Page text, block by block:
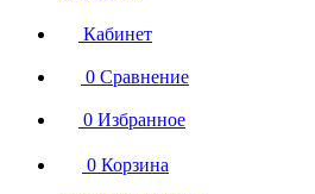
Кабинет
0 Сравнение
0 Избранное
0 Корзина